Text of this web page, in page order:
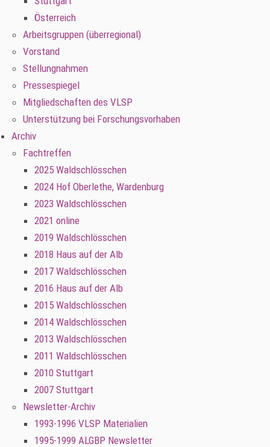
Österreich
Arbeitsgruppen (überregional)
Vorstand
Stellungnahmen
Pressespiegel
Mitgliedschaften des VLSP
Unterstützung bei Forschungsvorhaben
Archiv
Fachtreffen
2025 Waldschlösschen
2024 Hof Oberlethe, Wardenburg
2023 Waldschlösschen
2021 online
2019 Waldschlösschen
2018 Haus auf der Alb
2017 Waldschlösschen
2016 Haus auf der Alb
2015 Waldschlösschen
2014 Waldschlösschen
2013 Waldschlösschen
2011 Waldschlösschen
2010 Stuttgart
2007 Stuttgart
Newsletter-Archiv
1993-1996 VLSP Materialien
1995-1999 ALGBP Newsletter